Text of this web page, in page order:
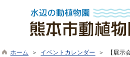
ホーム ＞ イベントカレンダー ＞ 【展示